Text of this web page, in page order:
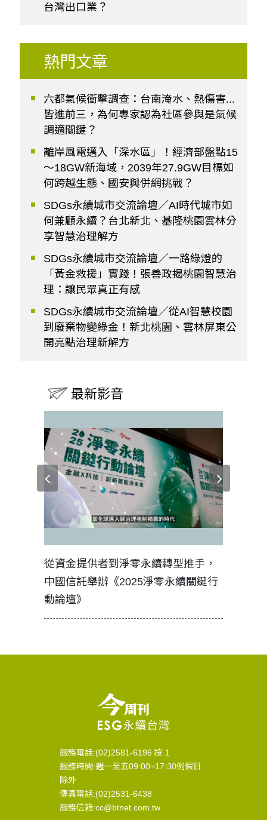
台灣出口業？
熱門文章
六都氣候衝擊調查：台南淹水、熱傷害...
皆進前三，為何專家認為社區參與是氣候
調適關鍵？
離岸風電邁入「深水區」！經濟部盤點15
～18GW新海域，2039年27.9GW目標如
何跨越生態、國安與併網挑戰？
SDGs永續城市交流論壇／AI時代城市如
何兼顧永續？台北新北、基隆桃園雲林分
享智慧治理解方
SDGs永續城市交流論壇／一路綠燈的
「黃金救援」實踐！張善政揭桃園智慧治
理：讓民眾真正有感
SDGs永續城市交流論壇／從AI智慧校園
到廢棄物變綠金！新北桃園、雲林屏東公
開亮點治理新解方
最新影音
從資金提供者到淨零永續轉型推手，
中國信託舉辦《2025淨零永續關鍵行
動論壇》
服務電話:(02)2581-6196 按 1
服務時間:週一至五09:00~17:30例假日
除外
傳真電話:(02)2531-6438
服務信箱:cc@btnet.com.tw